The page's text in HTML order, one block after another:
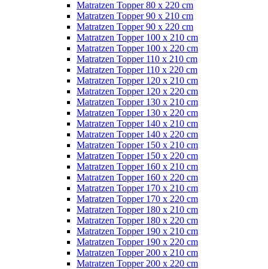
Matratzen Topper 80 x 220 cm
Matratzen Topper 90 x 210 cm
Matratzen Topper 90 x 220 cm
Matratzen Topper 100 x 210 cm
Matratzen Topper 100 x 220 cm
Matratzen Topper 110 x 210 cm
Matratzen Topper 110 x 220 cm
Matratzen Topper 120 x 210 cm
Matratzen Topper 120 x 220 cm
Matratzen Topper 130 x 210 cm
Matratzen Topper 130 x 220 cm
Matratzen Topper 140 x 210 cm
Matratzen Topper 140 x 220 cm
Matratzen Topper 150 x 210 cm
Matratzen Topper 150 x 220 cm
Matratzen Topper 160 x 210 cm
Matratzen Topper 160 x 220 cm
Matratzen Topper 170 x 210 cm
Matratzen Topper 170 x 220 cm
Matratzen Topper 180 x 210 cm
Matratzen Topper 180 x 220 cm
Matratzen Topper 190 x 210 cm
Matratzen Topper 190 x 220 cm
Matratzen Topper 200 x 210 cm
Matratzen Topper 200 x 220 cm